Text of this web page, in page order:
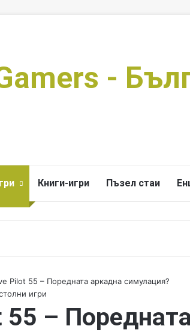
-
Книги-игри Пъзел стаи
Pilot 55 – Поредната аркадна симулация?
игри
55 –